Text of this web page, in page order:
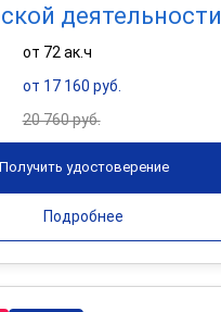
деятельности
от 72 ак.ч
от 17 160 руб.
20 760 руб.
Получить удостоверение
Подробнее